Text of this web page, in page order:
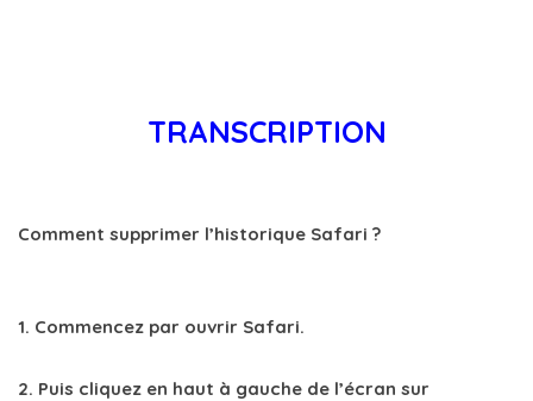
TRANSCRIPTION
Comment supprimer l’historique Safari ?
1. Commencez par ouvrir Safari.
2. Puis cliquez en haut à gauche de l’écran sur